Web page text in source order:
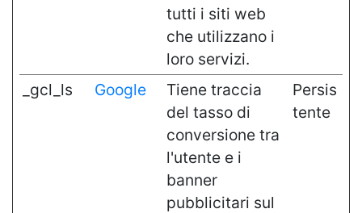
tutti i siti web
che utilizzano i
loro servizi.
_gcl_ls Google
Tiene traccia
del tasso di
conversione tra
l'utente e i
banner
pubblicitari sul
Persis
tente